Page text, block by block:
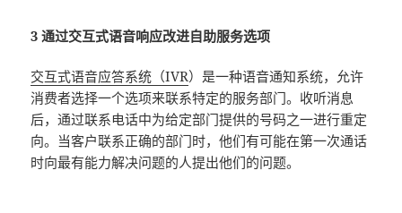
3 通过交互式语音响应改进自助服务选项
交互式语音应答系统（IVR）是一种语音通知系统，允许
消费者选择一个选项来联系特定的服务部门。收听消息
后，通过联系电话中为给定部门提供的号码之一进行重定
向。当客户联系正确的部门时，他们有可能在第一次通话
时向最有能力解决问题的人提出他们的问题。